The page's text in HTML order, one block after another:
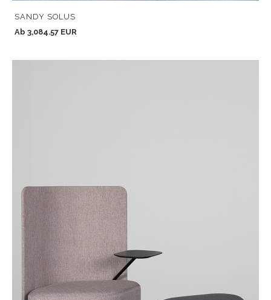
SANDY SOLUS
Ab 3,084.57 EUR